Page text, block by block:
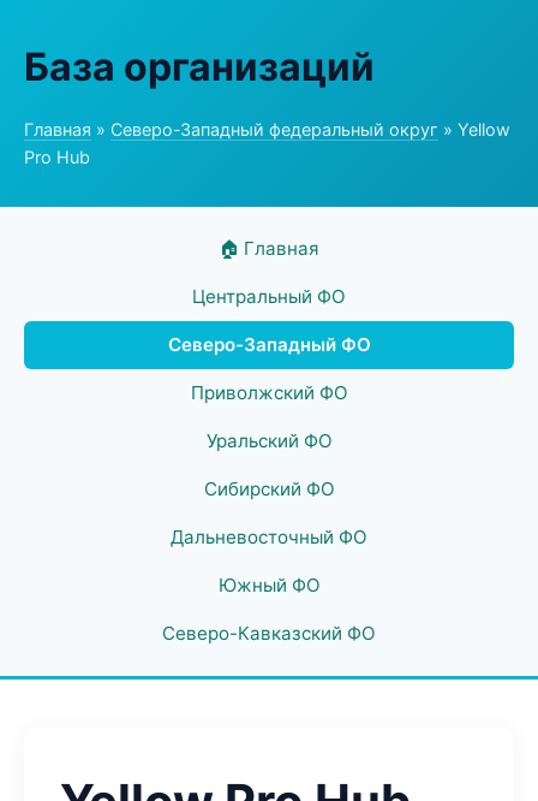
База организаций
Главная » Северо-Западный федеральный округ » Yellow
Pro Hub
🏠 Главная
Центральный ФО
Северо-Западный ФО
Приволжский ФО
Уральский ФО
Сибирский ФО
Дальневосточный ФО
Южный ФО
Северо-Кавказский ФО